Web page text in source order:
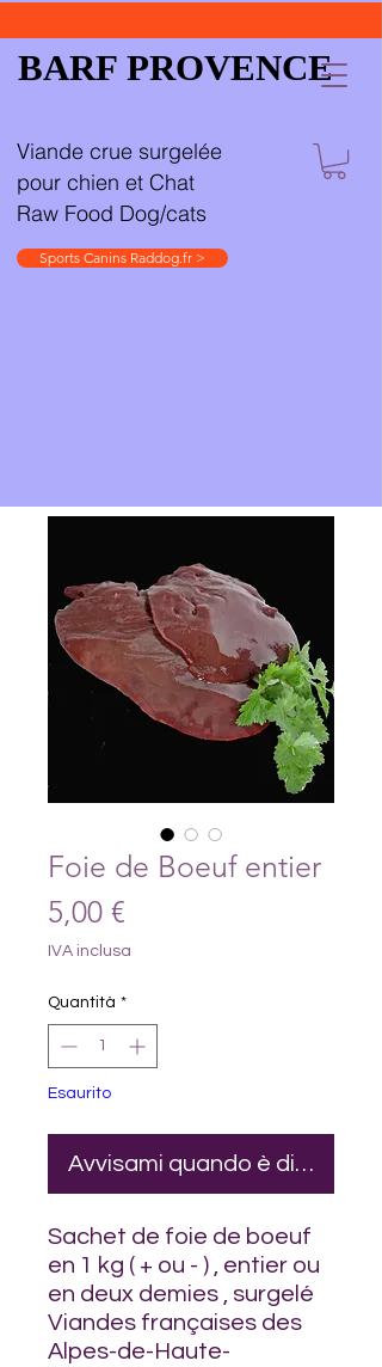
BARF PROVENCE
Viande crue surgelée
pour chien et Chat
Raw Food Dog/cats
Sports Canins Raddog.fr >
Foie de Boeuf entier
5,00 €
IVA inclusa
Quantità *
Esaurito
Avvisami quando è disponibile
Sachet de foie de boeuf
en 1 kg ( + ou - ) , entier ou
en deux demies , surgelé
Viandes françaises des
Alpes-de-Haute-